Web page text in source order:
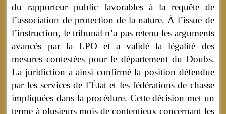
du rapporteur public favorables à la requête de
l’association de protection de la nature. À l’issue de
l’instruction, le tribunal n’a pas retenu les arguments
avancés par la LPO et a validé la légalité des
mesures contestées pour le département du Doubs.
La juridiction a ainsi confirmé la position défendue
par les services de l’État et les fédérations de chasse
impliquées dans la procédure. Cette décision met un
terme à plusieurs mois de contentieux concernant les